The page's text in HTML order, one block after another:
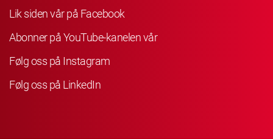
Lik siden vår på Facebook
Abonner på YouTube-kanelen vår
Følg oss på Instagram
Følg oss på LinkedIn